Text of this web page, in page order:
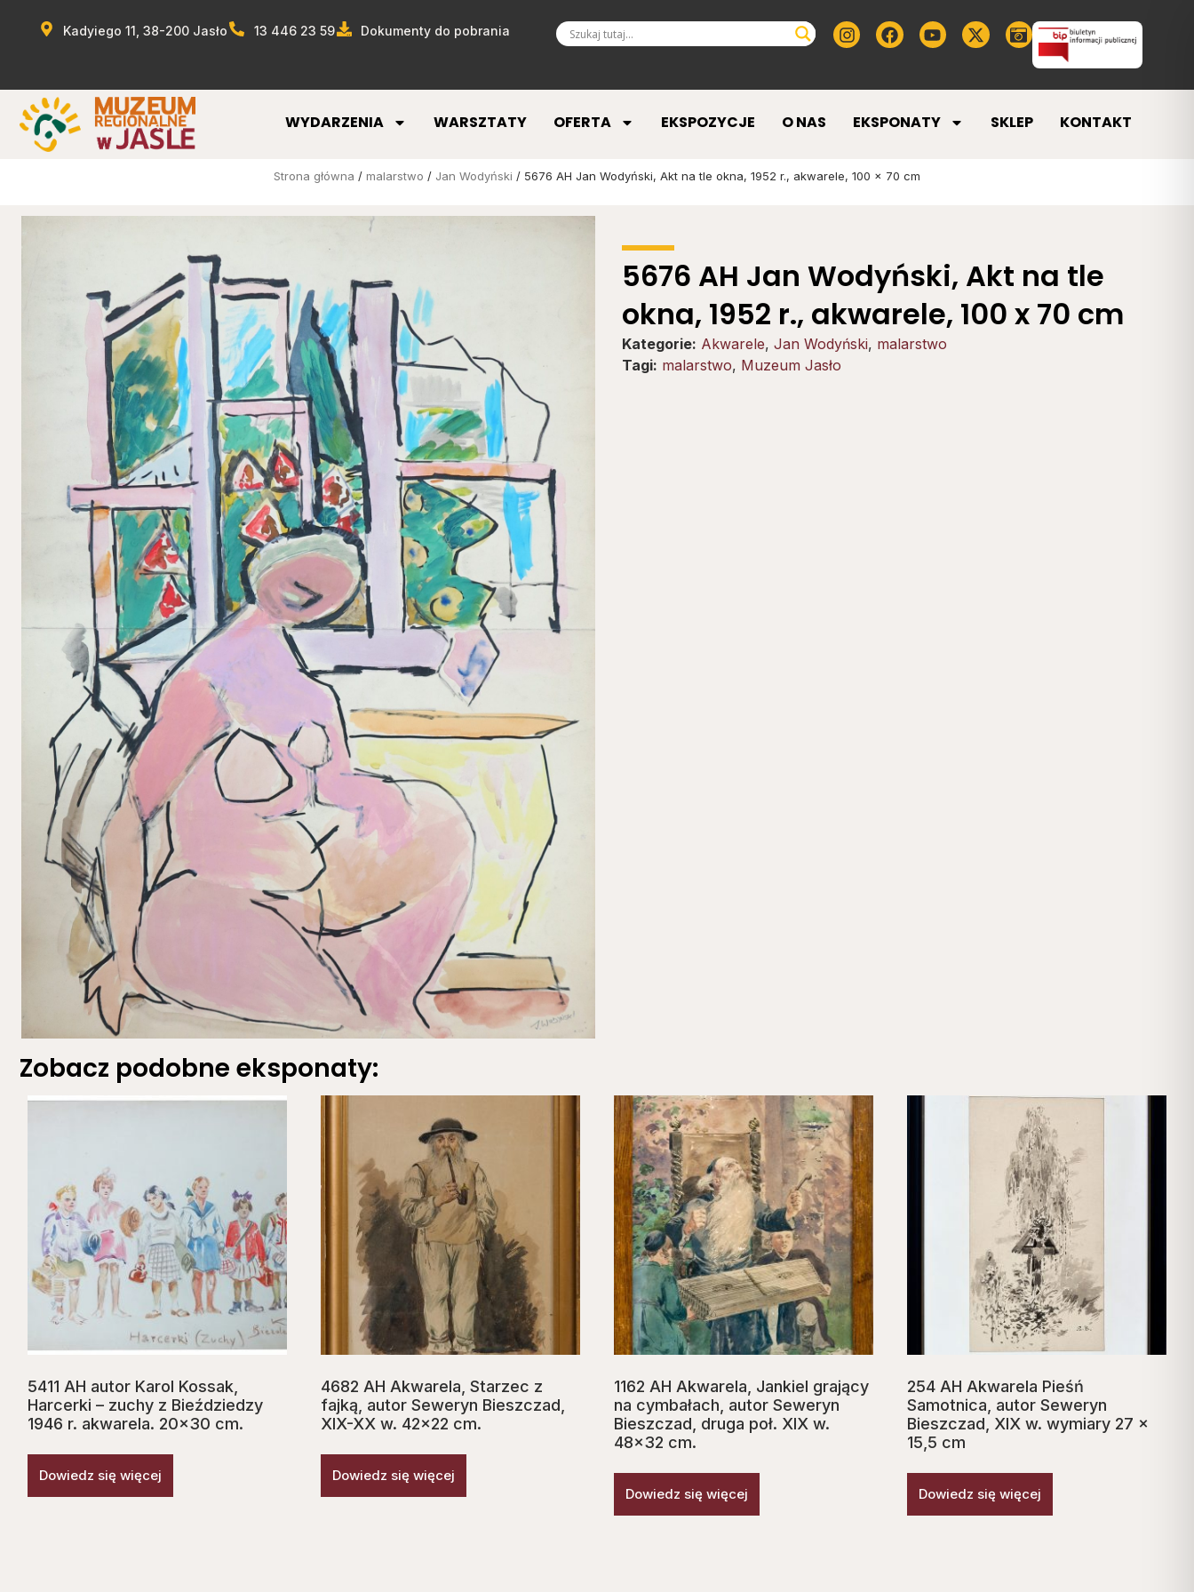
Kadyiego 11, 38-200 Jasło 13 446 23 59 Dokumenty do pobrania
WYDARZENIA WARSZTATY OFERTA EKSPOZYCJE O NAS EKSPONATY SKLEP KONTAKT
Strona główna / malarstwo / Jan Wodyński / 5676 AH Jan Wodyński, Akt na tle okna, 1952 r., akwarele, 100 x 70 cm
5676 AH Jan Wodyński, Akt na tle
okna, 1952 r., akwarele, 100 x 70 cm
Kategorie: Akwarele, Jan Wodyński, malarstwo
Tagi: malarstwo, Muzeum Jasło
Zobacz podobne eksponaty:
5411 AH autor Karol Kossak,
Harcerki – zuchy z Bieździedzy
1946 r. akwarela. 20×30 cm.
Dowiedz się więcej
4682 AH Akwarela, Starzec z
fajką, autor Seweryn Bieszczad,
XIX-XX w. 42×22 cm.
Dowiedz się więcej
1162 AH Akwarela, Jankiel grający
na cymbałach, autor Seweryn
Bieszczad, druga poł. XIX w.
48×32 cm.
Dowiedz się więcej
254 AH Akwarela Pieśń
Samotnica, autor Seweryn
Bieszczad, XIX w. wymiary 27 x
15,5 cm
Dowiedz się więcej